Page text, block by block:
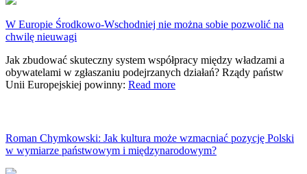
W Europie Środkowo-Wschodniej nie można sobie pozwolić na
chwilę nieuwagi
Jak zbudować skuteczny system współpracy między władzami a
obywatelami w zgłaszaniu podejrzanych działań? Rządy państw
Unii Europejskiej powinny: Read more
Roman Chymkowski: Jak kultura może wzmacniać pozycję Polski
w wymiarze państwowym i międzynarodowym?